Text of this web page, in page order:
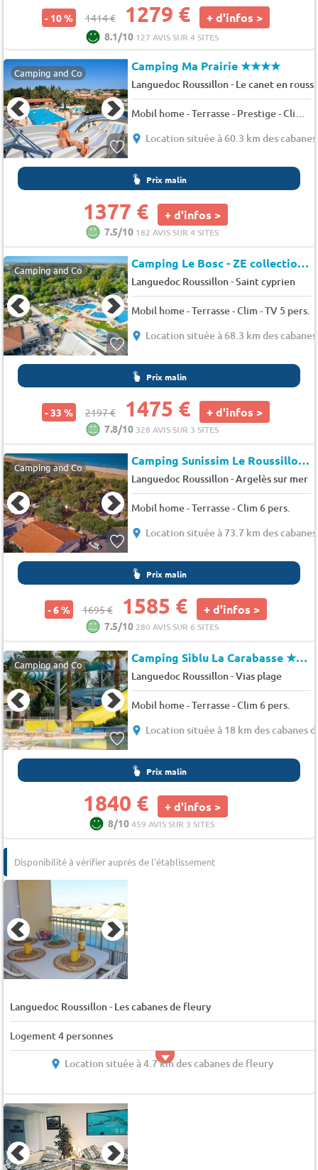
- 10 % 1414 € 1279 € + d'infos >
8.1/10 127 AVIS SUR 4 SITES
Camping and Co Camping Ma Prairie★★★★
Languedoc Roussillon- Le canet en
Mobil home - Terrasse - Prestige - Clim - TV 5 pers.
Location située à 60.3 km des
Prix malin
1377 € + d'infos >
7.5/10 182 AVIS SUR 4 SITES
Camping and Co Camping Le Bosc - ZE collection (71419)
Languedoc Roussillon-Saint cyprien
Mobil home - Terrasse - Clim - TV 5 pers.
Location située à 68.3 km des
Prix malin
- 33 % 2197 € 1475 € + d'infos >
7.8/10 328 AVIS SUR 3 SITES
Camping and Co Camping Sunissim Le Roussillonnais *
Languedoc Roussillon-Argelès sur mer
Mobil home - Terrasse - Clim 6 pers.
Location située à 73.7 km des
Prix malin
- 6 % 1695 € 1585 € + d'infos >
7.5/10 280 AVIS SUR 6 SITES
Camping and Co Camping Siblu La Carabasse★★★★
Languedoc Roussillon-Vias plage
Mobil home - Terrasse - Clim 6 pers.
Location située à 18 km des cabanes
Prix malin
1840 € + d'infos >
8/10459 AVIS SUR 3 SITES
Disponibilité à vérifier auprès de l'établissement
Languedoc Roussillon- Les cabanes de fleury
Logement 4 personnes
Location située à 4.7 km des cabanes de fleury